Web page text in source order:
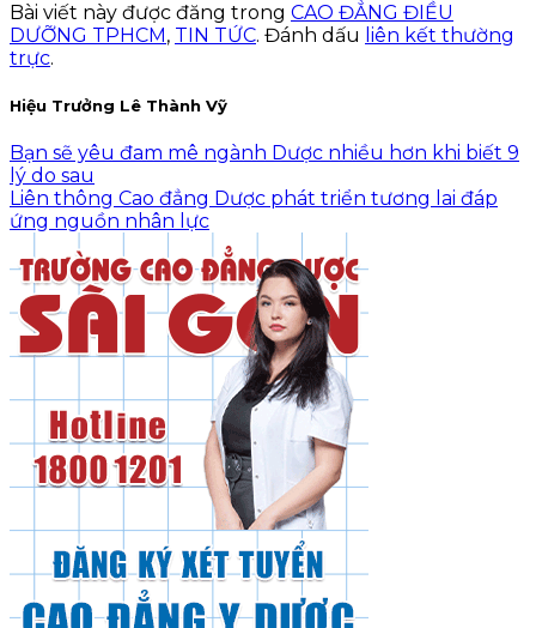
Bài viết này được đăng trong CAO ĐẲNG ĐIỀU
DƯỠNG TPHCM, TIN TỨC. Đánh dấu liên kết thường
trực.
Hiệu Trưởng Lê Thành Vỹ
Bạn sẽ yêu đam mê ngành Dược nhiều hơn khi biết 9
lý do sau
Liên thông Cao đẳng Dược phát triển tương lai đáp
ứng nguồn nhân lực